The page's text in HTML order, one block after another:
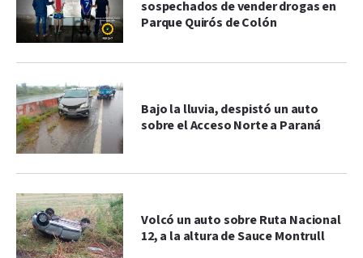
sospechados de vender drogas en
Parque Quirós de Colón
Bajo la lluvia, despistó un auto
sobre el Acceso Norte a Paraná
Volcó un auto sobre Ruta Nacional
12, a la altura de Sauce Montrull